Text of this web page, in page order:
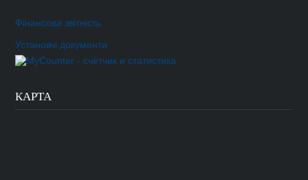
Фінансова звітність
Установчі документи
КАРТА